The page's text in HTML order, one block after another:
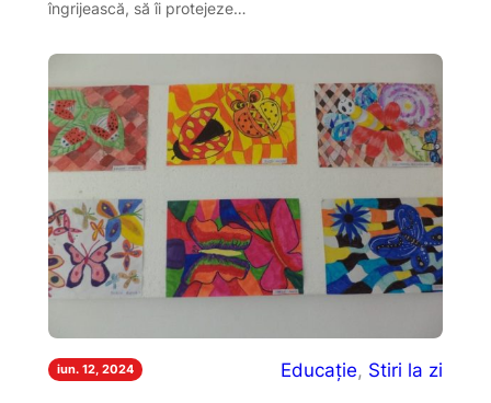
îngrijească, să îi protejeze…
iun. 12, 2024 Educație, Stiri la zi